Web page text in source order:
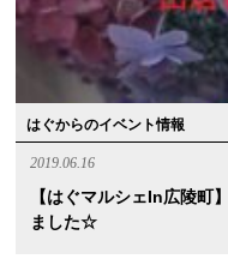
はぐからのイベント情報
2019.06.16
【はぐマルシェin広陵町
ました☆